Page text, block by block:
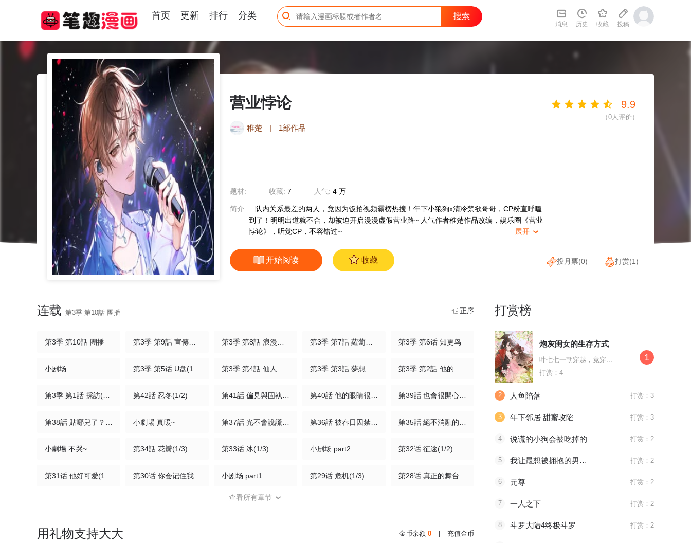
首页 更新 排行 分类
消息 历史 收藏 投稿
营业悖论
稚楚 | 1部作品
题材: 收藏: 7 人气: 4 万
简介:
队内关系最差的两人，竟因为饭拍视频霸榜热搜！年下小狼狗x清冷禁欲哥哥，CP粉直呼嗑
到了！明明出道就不合，却被迫开启漫漫虚假营业路~ 人气作者稚楚作品改编，娱乐圈《营业
悖论》，听觉CP，不容错过~
展开 
开始阅读 收藏
9.9
（0人评价）
投月票(0) 打赏(1)
连载 第3季 第10話 團播 正序
第3季 第10話 團播 第3季 第6话 知更鸟
小剧场
第42話 忍冬(1/2)
小劇場 真暖~
小劇場 不哭~ 第34話 花瓣(1/3) 第33话 冰(1/3) 小剧场 part2 第32话 征途(1/2)
小剧场 part1 第29话 危机(1/3)
第23话 难眠之夜(1/3) 第20话(1/3)
查看所有章节
用礼物支持大大 金币余额 0 充值金币
打赏榜
炮灰闺女的生存方式
叶七七一朝穿越，竟穿...
打赏：4
1
2 人鱼陷落 打赏：3
3 年下邻居 甜蜜攻陷 打赏：3
4 说谎的小狗会被吃掉的 打赏：2
5 我让最想被拥抱的男人给威胁了 打赏：2
6 元尊 打赏：2
7 一人之下 打赏：2
8 斗罗大陆4终极斗罗 打赏：2